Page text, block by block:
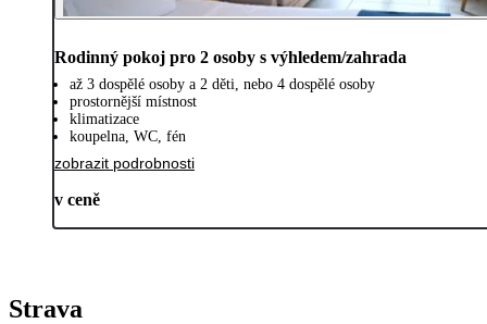
Rodinný pokoj pro 2 osoby s výhledem/zahrada
až 3 dospělé osoby a 2 děti, nebo 4 dospělé osoby
prostornější místnost
klimatizace
koupelna, WC, fén
zobrazit podrobnosti
v ceně
Strava